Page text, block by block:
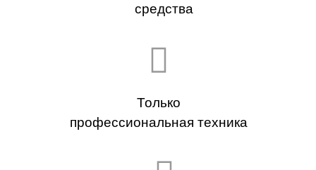
средства
Только
профессиональная техника